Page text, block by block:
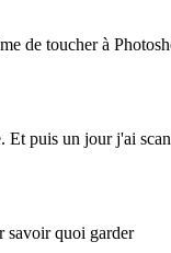
de toucher à
puis un jour j'ai
savoir quoi garder